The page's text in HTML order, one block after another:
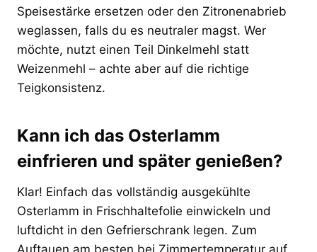
Speisestärke ersetzen oder den Zitronenabrieb
weglassen, falls du es neutraler magst. Wer
möchte, nutzt einen Teil Dinkelmehl statt
Weizenmehl – achte aber auf die richtige
Teigkonsistenz.
Kann ich das Osterlamm
einfrieren und später genießen?
Klar! Einfach das vollständig ausgekühlte
Osterlamm in Frischhaltefolie einwickeln und
luftdicht in den Gefrierschrank legen. Zum
Auftauen am besten bei Zimmertemperatur auf